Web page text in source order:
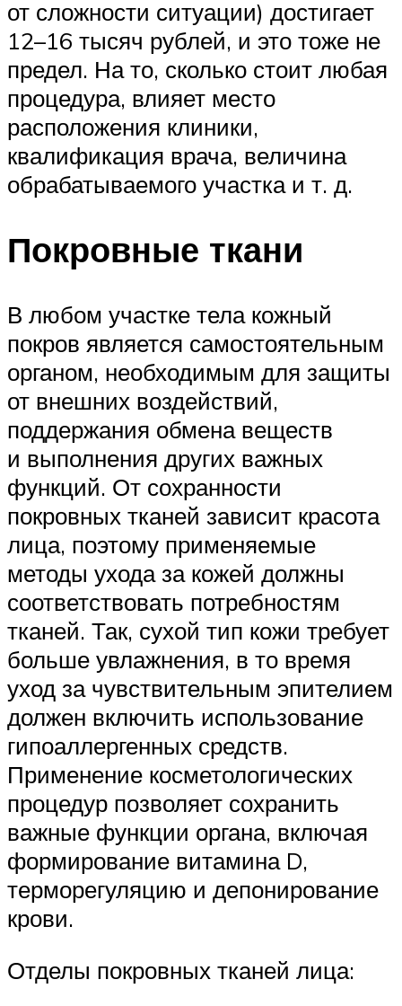
от сложности ситуации) достигает
12–16 тысяч рублей, и это тоже не
предел. На то, сколько стоит любая
процедура, влияет место
расположения клиники,
квалификация врача, величина
обрабатываемого участка и т. д.
Покровные ткани
В любом участке тела кожный
покров является самостоятельным
органом, необходимым для защиты
от внешних воздействий,
поддержания обмена веществ
и выполнения других важных
функций. От сохранности
покровных тканей зависит красота
лица, поэтому применяемые
методы ухода за кожей должны
соответствовать потребностям
тканей. Так, сухой тип кожи требует
больше увлажнения, в то время
уход за чувствительным эпителием
должен включить использование
гипоаллергенных средств.
Применение косметологических
процедур позволяет сохранить
важные функции органа, включая
формирование витамина D,
терморегуляцию и депонирование
крови.
Отделы покровных тканей лица: